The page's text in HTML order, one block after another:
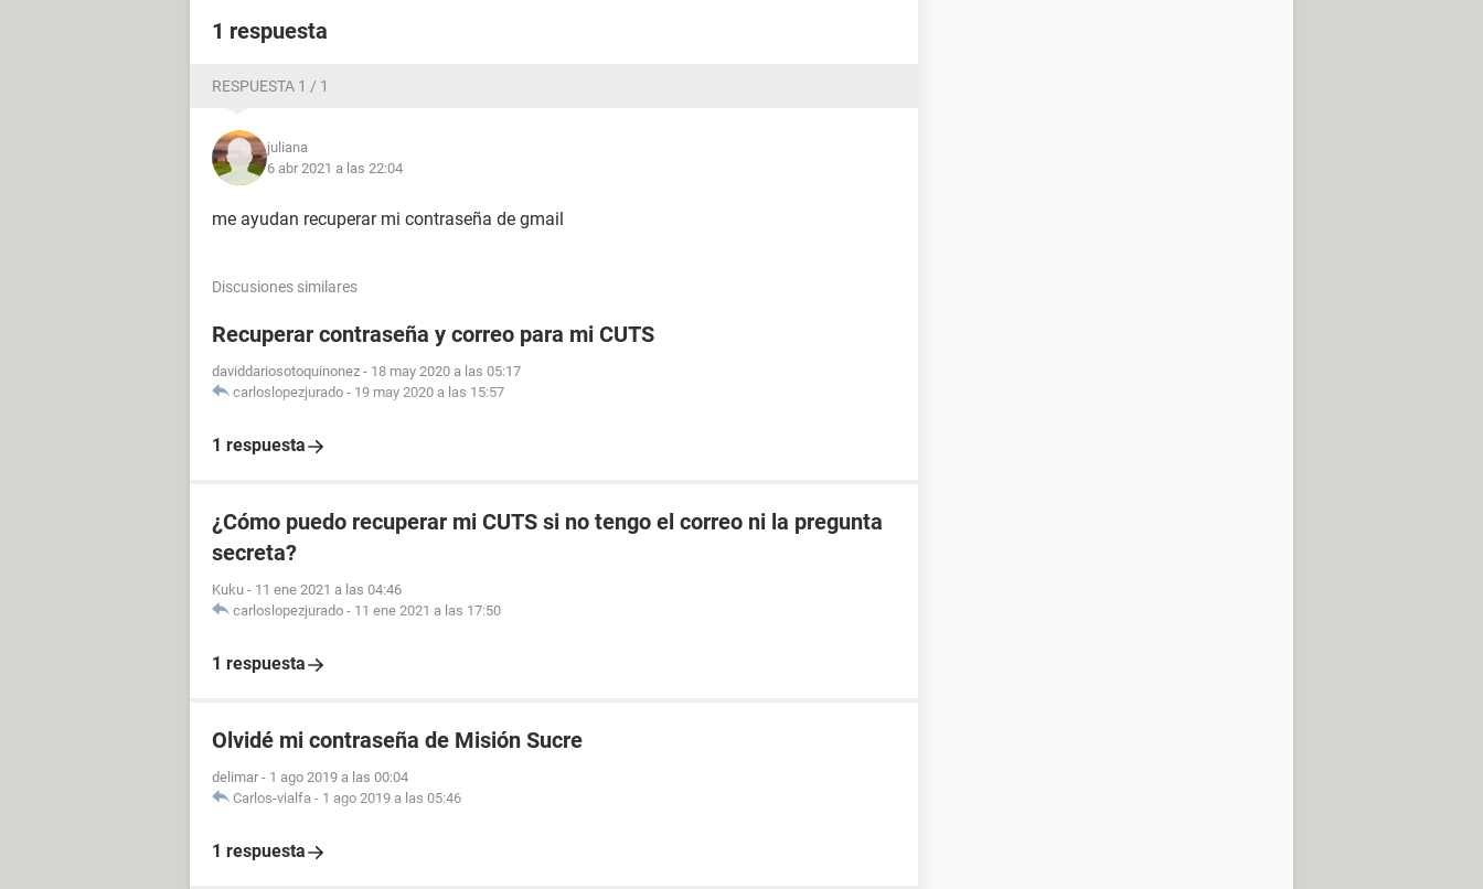
1 respuesta
RESPUESTA 1 / 1
juliana
6 abr 2021 a las 22:04
me ayudan recuperar mi contraseña de gmail
Discusiones similares
Recuperar contraseña y correo para mi CUTS
daviddariosotoquinonez - 18 may 2020 a las 05:17
carloslopezjurado - 19 may 2020 a las 15:57
1 respuesta
¿Cómo puedo recuperar mi CUTS si no tengo el correo ni la pregunta
secreta?
Kuku - 11 ene 2021 a las 04:46
carloslopezjurado - 11 ene 2021 a las 17:50
1 respuesta
Olvidé mi contraseña de Misión Sucre
delimar - 1 ago 2019 a las 00:04
Carlos-vialfa - 1 ago 2019 a las 05:46
1 respuesta